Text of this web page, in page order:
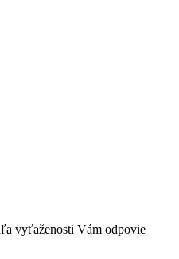
vyťaženosti Vám odpovie